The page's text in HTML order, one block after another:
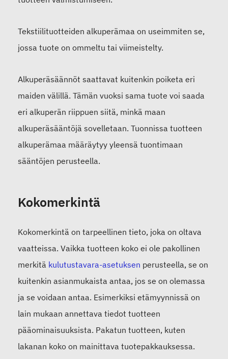
Tekstiilituotteiden alkuperämaa on useimmiten se,
jossa tuote on ommeltu tai viimeistelty.
Alkuperäsäännöt saattavat kuitenkin poiketa eri
maiden välillä. Tämän vuoksi sama tuote voi saada
eri alkuperän riippuen siitä, minkä maan
alkuperäsääntöjä sovelletaan. Tuonnissa tuotteen
alkuperämaa määräytyy yleensä tuontimaan
sääntöjen perusteella.
Kokomerkintä
Kokomerkintä on tarpeellinen tieto, joka on oltava
vaatteissa. Vaikka tuotteen koko ei ole pakollinen
merkitä kulutustavara-asetuksen perusteella, se on
kuitenkin asianmukaista antaa, jos se on olemassa
ja se voidaan antaa. Esimerkiksi etämyynnissä on
lain mukaan annettava tiedot tuotteen
pääominaisuuksista. Pakatun tuotteen, kuten
lakanan koko on mainittava tuotepakkauksessa.